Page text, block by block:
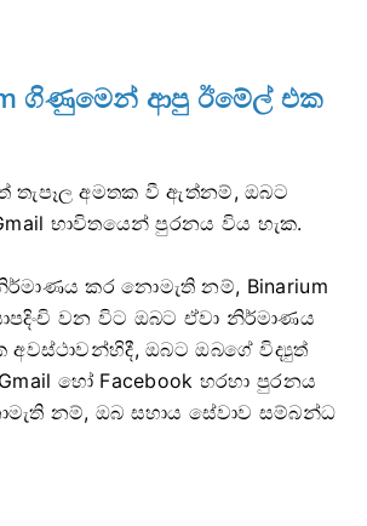
ගිණුමෙන් ආපු ඊමේල් එක
තැපෑල අමතක වී ඇත්නම්, ඔබට
භාවිතයෙන් පුරනය විය හැක.
කර නොමැති නම්, Binarium
වන විට ඔබට ඒවා නිර්මාණය
ඔබට ඔබගේ විද්‍යුත්
හෝ Facebook හරහා පුරනය
නම්, ඔබ සහාය සේවාව සම්බන්ධ